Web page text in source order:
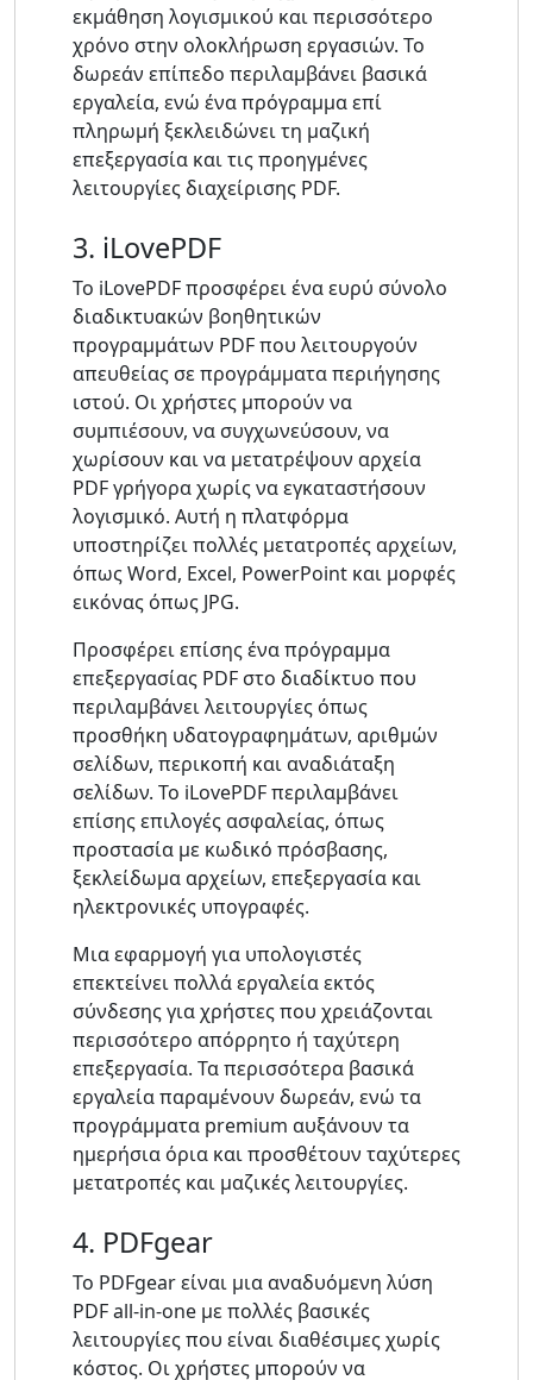
εκμάθηση λογισμικού και περισσότερο
χρόνο στην ολοκλήρωση εργασιών. Το
δωρεάν επίπεδο περιλαμβάνει βασικά
εργαλεία, ενώ ένα πρόγραμμα επί
πληρωμή ξεκλειδώνει τη μαζική
επεξεργασία και τις προηγμένες
λειτουργίες διαχείρισης PDF.
3. iLovePDF
Το iLovePDF προσφέρει ένα ευρύ σύνολο
διαδικτυακών βοηθητικών
προγραμμάτων PDF που λειτουργούν
απευθείας σε προγράμματα περιήγησης
ιστού. Οι χρήστες μπορούν να
συμπιέσουν, να συγχωνεύσουν, να
χωρίσουν και να μετατρέψουν αρχεία
PDF γρήγορα χωρίς να εγκαταστήσουν
λογισμικό. Αυτή η πλατφόρμα
υποστηρίζει πολλές μετατροπές αρχείων,
όπως Word, Excel, PowerPoint και μορφές
εικόνας όπως JPG.
Προσφέρει επίσης ένα πρόγραμμα
επεξεργασίας PDF στο διαδίκτυο που
περιλαμβάνει λειτουργίες όπως
προσθήκη υδατογραφημάτων, αριθμών
σελίδων, περικοπή και αναδιάταξη
σελίδων. Το iLovePDF περιλαμβάνει
επίσης επιλογές ασφαλείας, όπως
προστασία με κωδικό πρόσβασης,
ξεκλείδωμα αρχείων, επεξεργασία και
ηλεκτρονικές υπογραφές.
Μια εφαρμογή για υπολογιστές
επεκτείνει πολλά εργαλεία εκτός
σύνδεσης για χρήστες που χρειάζονται
περισσότερο απόρρητο ή ταχύτερη
επεξεργασία. Τα περισσότερα βασικά
εργαλεία παραμένουν δωρεάν, ενώ τα
προγράμματα premium αυξάνουν τα
ημερήσια όρια και προσθέτουν ταχύτερες
μετατροπές και μαζικές λειτουργίες.
4. PDFgear
Το PDFgear είναι μια αναδυόμενη λύση
PDF all-in-one με πολλές βασικές
λειτουργίες που είναι διαθέσιμες χωρίς
κόστος. Οι χρήστες μπορούν να